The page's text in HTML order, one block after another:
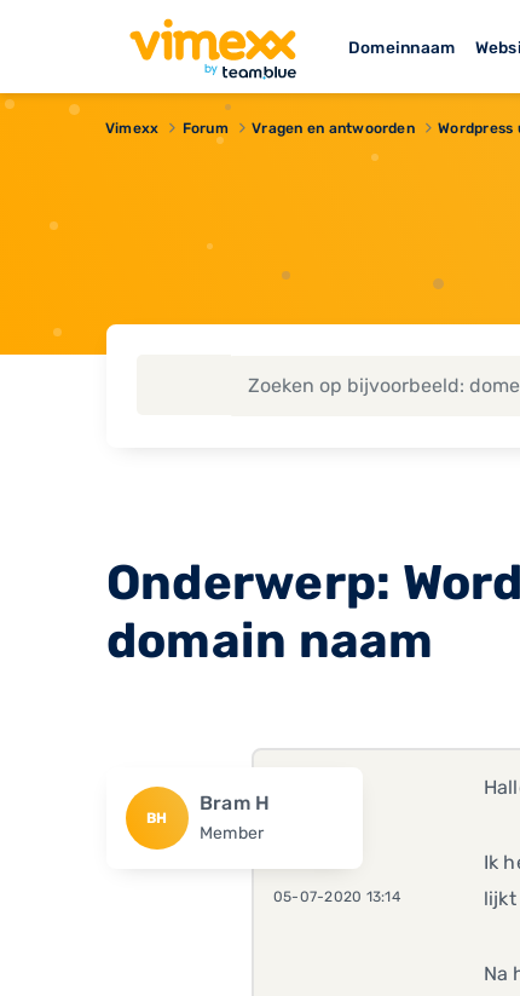
Domeinnaam
Vimexx Forum Vragen en antwoorden Wordpress
Onderwerp:
domain naam
BH
Bram H
Member
05-07-2020 13:14
Ik
lijkt
Na